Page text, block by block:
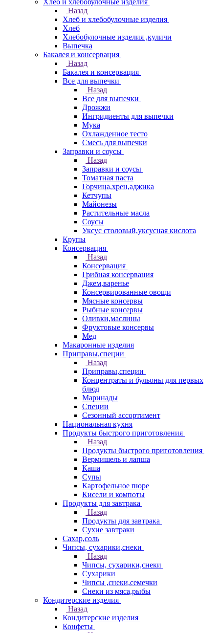
Хлеб и хлебобулочные изделия
Назад
Хлеб и хлебобулочные изделия
Хлеб
Хлебобулочные изделия ,куличи
Выпечка
Бакалея и консервация
Назад
Бакалея и консервация
Все для выпечки
Назад
Все для выпечки
Дрожжи
Ингридиенты для выпечки
Мука
Охлажденное тесто
Смесь для выпечки
Заправки и соусы
Назад
Заправки и соусы
Томатная паста
Горчица,хрен,аджика
Кетчупы
Майонезы
Растительные масла
Соусы
Уксус столовый,уксусная кислота
Крупы
Консервация
Назад
Консервация
Грибная консервация
Джем,варенье
Консервированные овощи
Мясные консервы
Рыбные консервы
Оливки,маслины
Фруктовые консервы
Мед
Макаронные изделия
Приправы,специи
Назад
Приправы,специи
Концентраты и бульоны для первых
блюд
Маринады
Специи
Сезонный ассортимент
Национальная кухня
Продукты быстрого приготовления
Назад
Продукты быстрого приготовления
Вермишель и лапша
Каша
Супы
Картофельное пюре
Кисели и компоты
Продукты для завтрака
Назад
Продукты для завтрака
Сухие завтраки
Сахар,соль
Чипсы, сухарики,снеки
Назад
Чипсы, сухарики,снеки
Сухарики
Чипсы ,снеки,семечки
Снеки из мяса,рыбы
Кондитерские изделия
Назад
Кондитерские изделия
Конфеты